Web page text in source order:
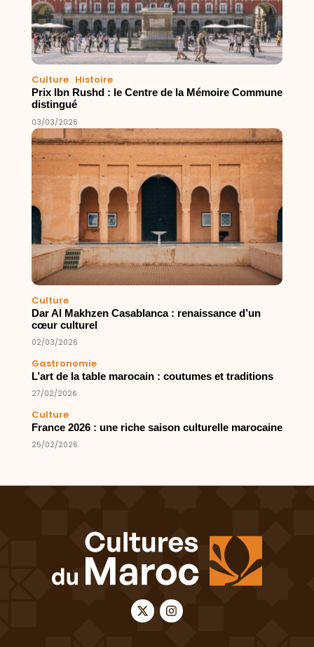
Culture. Histoire
Prix Ibn Rushd : le Centre de la Mémoire Commune
distingué
03/03/2026
Culture
Dar Al Makhzen Casablanca : renaissance d’un
cœur culturel
02/03/2026
Gastronomie
L’art de la table marocain : coutumes et traditions
27/02/2026
Culture
France 2026 : une riche saison culturelle marocaine
25/02/2026